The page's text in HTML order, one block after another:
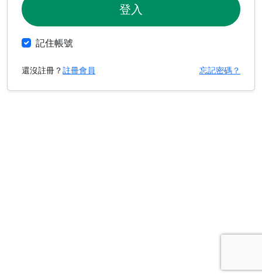
登入
記住帳號
還沒註冊？註冊會員 忘記密碼？